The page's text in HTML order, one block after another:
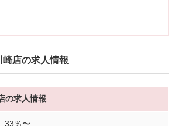
店の求人情報
の求人情報
33％〜